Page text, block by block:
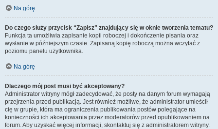
Na górę
Do czego służy przycisk “Zapisz” znajdujący się w oknie tworzenia tematu?
Funkcja ta umożliwia zapisanie kopii roboczej i dokończenie pisania oraz
wysłanie w późniejszym czasie. Zapisaną kopię roboczą można wczytać z
poziomu panelu użytkownika.
Na górę
Dlaczego mój post musi być akceptowany?
Administrator witryny mógł zadecydować, że posty na danym forum wymagają
przejrzenia przed publikacją. Jest również możliwe, że administrator umieścił
cię w grupie, która ma ograniczenia publikowania postów polegające na
konieczności ich akceptowania przez moderatorów przed opublikowaniem na
forum. Aby uzyskać więcej informacji, skontaktuj się z administratorem witryny.